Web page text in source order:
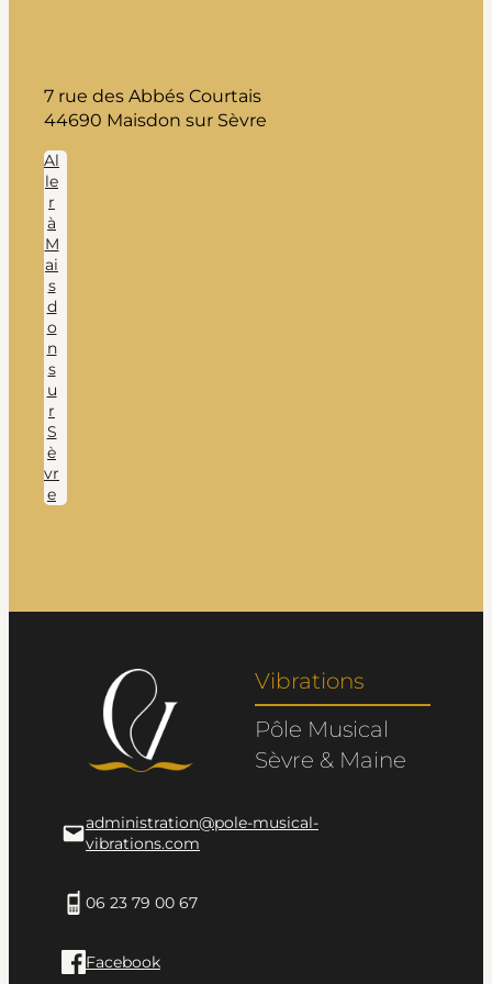
7 rue des Abbés Courtais
44690 Maisdon sur Sèvre
Al
le
r
à
M
ai
s
d
o
n
s
u
r
S
è
vr
e
Vibrations
Pôle Musical
Sèvre & Maine
administration@pole-musical-
vibrations.com
06 23 79 00 67
Facebook